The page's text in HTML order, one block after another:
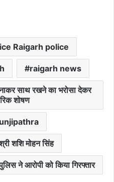
Raigarh police
raigarh news
साथ रखने का भरोसा देकर
शोषण
शशि मोहन सिंह
ने आरोपी को किया गिरफ्तार